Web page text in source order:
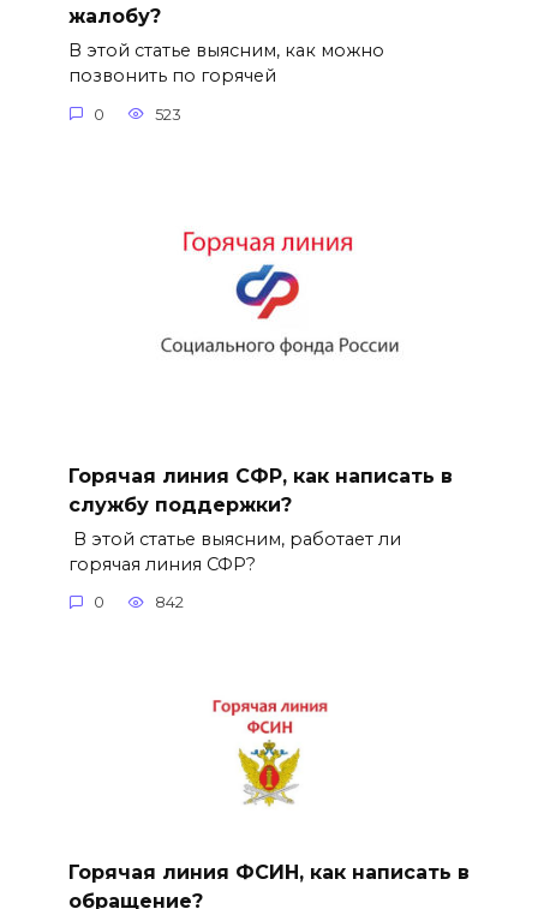
жалобу?
В этой статье выясним, как можно
позвонить по горячей
0 523
Горячая линия СФР, как написать в
службу поддержки?
В этой статье выясним, работает ли
горячая линия СФР?
0 842
Горячая линия ФСИН, как написать в
обращение?